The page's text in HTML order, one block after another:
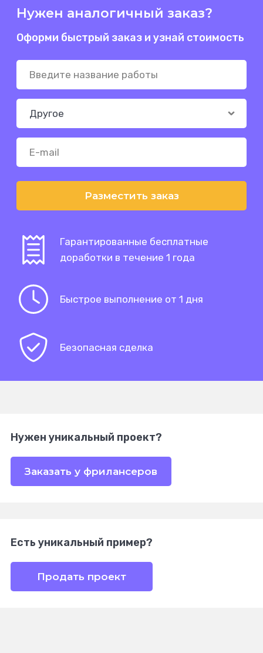
Нужен аналогичный заказ?
Оформи быстрый заказ и узнай стоимость
Разместить заказ
Гарантированные бесплатные
доработки в течение 1 года
Быстрое выполнение от 1 дня
Безопасная сделка
Нужен уникальный проект?
Заказать у фрилансеров
Есть уникальный пример?
Продать проект